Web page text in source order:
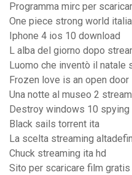
Programma mirc per
One piece strong world
Iphone 4 ios 10 download
L alba del giorno dopo
Luomo che inventò il
Frozen love is an open door
Una notte al museo 2
Destroy windows 10 spying
Black sails torrent ita
La scelta streaming
Chuck streaming ita hd
Sito per scaricare film gratis